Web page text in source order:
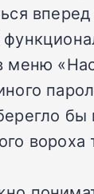
меню
бы
вороха